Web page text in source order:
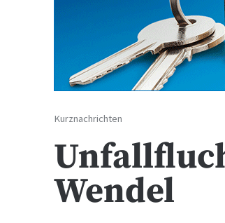
Kurznachrichten
Wendel